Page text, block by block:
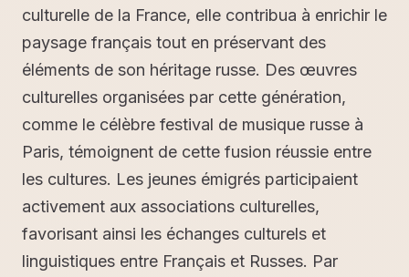
culturelle de la France, elle contribua à enrichir le
paysage français tout en préservant des
éléments de son héritage russe. Des œuvres
culturelles organisées par cette génération,
comme le célèbre festival de musique russe à
Paris, témoignent de cette fusion réussie entre
les cultures. Les jeunes émigrés participaient
activement aux associations culturelles,
favorisant ainsi les échanges culturels et
linguistiques entre Français et Russes. Par